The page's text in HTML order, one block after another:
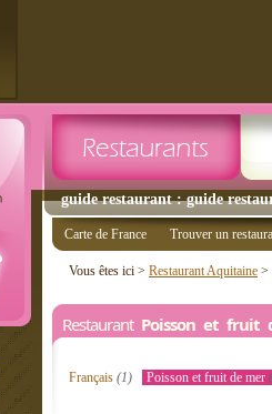
guide restaurant : guide
Carte de France Trouver un
Vous êtes ici > Restaurant Aquitaine >
Restaurant Poisson et
Français (1) Poisson et fruit de mer